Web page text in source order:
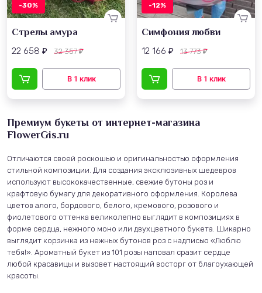
-30%
Стрелы амура
22 658 ₽ 32 357₽
-12%
Симфония любви
12 166 ₽ 13 773₽
Премиум букеты от интернет-магазина
FlowerGis.ru
Отличаются своей роскошью и оригинальностью оформления
стильной композиции. Для создания эксклюзивных шедевров
используют высококачественные, свежие бутоны роз и
крафтовую бумагу для декоративного оформления. Королева
цветов алого, бордового, белого, кремового, розового и
фиолетового оттенка великолепно выглядит в композициях в
форме сердца, нежного моно или двухцветного букета. Шикарно
выглядит корзинка из нежных бутонов роз с надписью «Люблю
тебя!». Ароматный букет из 101 розы наповал сразит сердце
любой красавицы и вызовет настоящий восторг от благоухающей
красоты.